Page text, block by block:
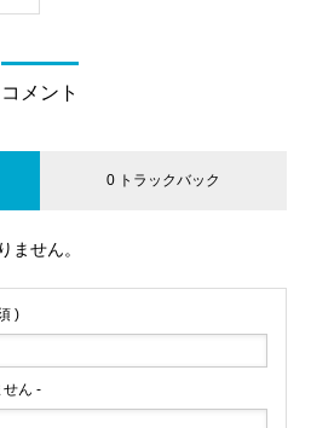
コメント
0 トラックバック
ません。
)
せん -